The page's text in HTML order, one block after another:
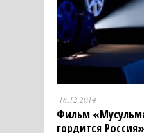
18.12.2014
Фильм
гордится